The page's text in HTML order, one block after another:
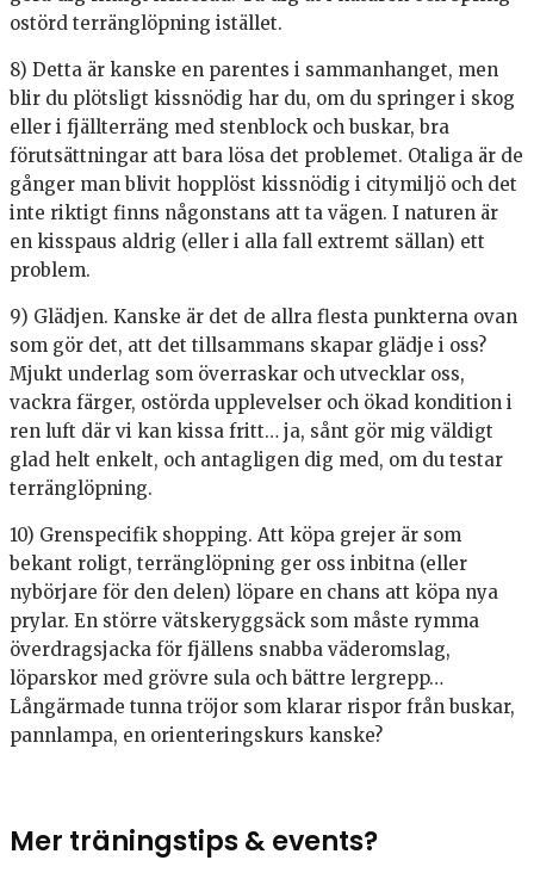
ostörd terränglöpning istället.
8) Detta är kanske en parentes i sammanhanget, men
blir du plötsligt kissnödig har du, om du springer i skog
eller i fjällterräng med stenblock och buskar, bra
förutsättningar att bara lösa det problemet. Otaliga är de
gånger man blivit hopplöst kissnödig i citymiljö och det
inte riktigt finns någonstans att ta vägen. I naturen är
en kisspaus aldrig (eller i alla fall extremt sällan) ett
problem.
9) Glädjen. Kanske är det de allra flesta punkterna ovan
som gör det, att det tillsammans skapar glädje i oss?
Mjukt underlag som överraskar och utvecklar oss,
vackra färger, ostörda upplevelser och ökad kondition i
ren luft där vi kan kissa fritt… ja, sånt gör mig väldigt
glad helt enkelt, och antagligen dig med, om du testar
terränglöpning.
10) Grenspecifik shopping. Att köpa grejer är som
bekant roligt, terränglöpning ger oss inbitna (eller
nybörjare för den delen) löpare en chans att köpa nya
prylar. En större vätskeryggsäck som måste rymma
överdragsjacka för fjällens snabba väderomslag,
löparskor med grövre sula och bättre lergrepp…
Långärmade tunna tröjor som klarar rispor från buskar,
pannlampa, en orienteringskurs kanske?
Mer träningstips & events?